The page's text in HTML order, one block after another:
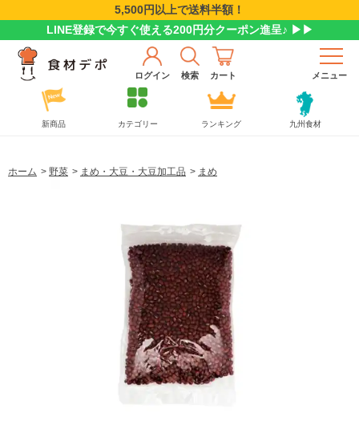
5,500円以上で送料半額！
LINE登録で今すぐ使える200円分クーポン進呈♪ ▶▶
ログイン 検索 カート メニュー
新商品 カテゴリー ランキング 九州食材
ホーム > 野菜 > まめ・大豆・大豆加工品 > まめ